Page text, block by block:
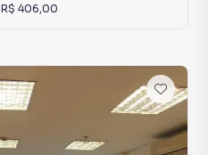
R$ 406,00